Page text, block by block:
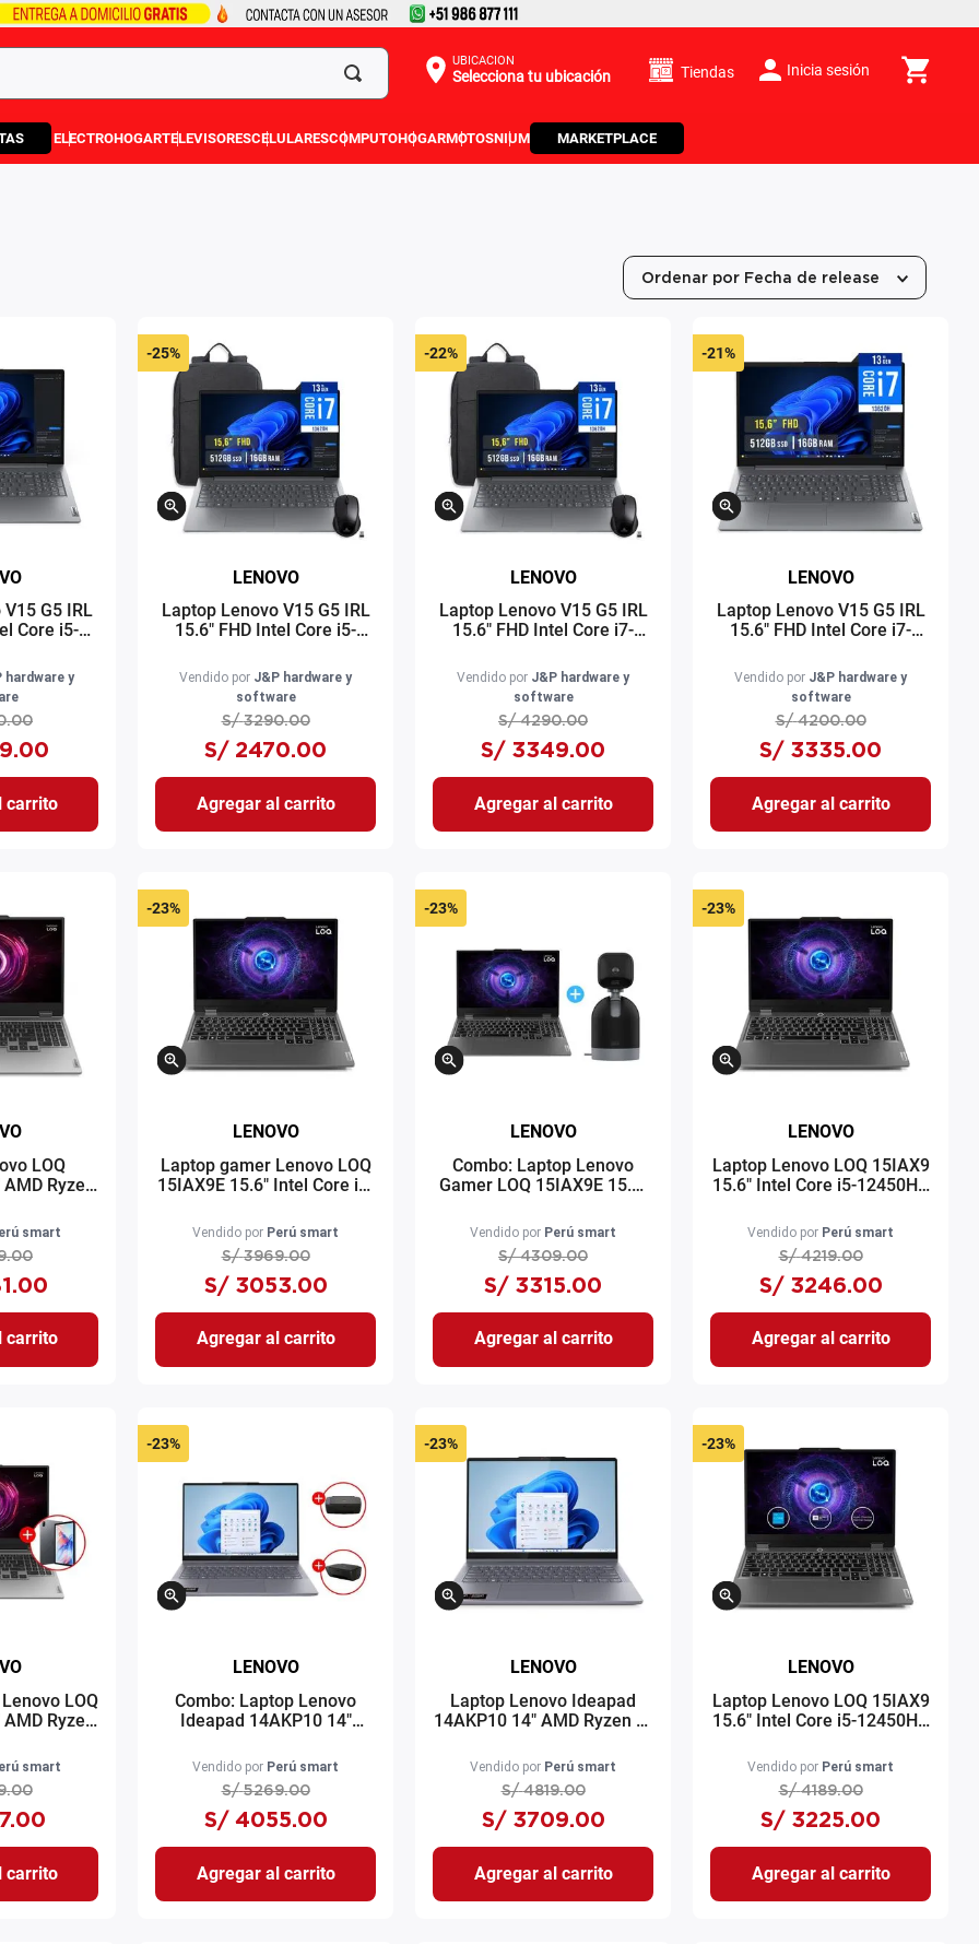
UBICACIÓN
Selecciona tu ubicación Tiendas Inicia sesión
ELECTROHOGARTELEVISORESCELULARESCOMPUTOHOGARMOTOSNIUM MARKETPLACE
Ordenar por Fecha de release
G5 IRL
Core i5-
Graphics
oscuro
hardware y
.00
.00
carrito
-25%
LENOVO
Laptop Lenovo V15 G5 IRL
15.6" FHD Intel Core i5-
RAM Intel UHD Graphics
gris + Mochila + Mouse
Vendido por J&P hardware y
software
S/ 3290.00
S/ 2470.00
Agregar al carrito
-22%
LENOVO
Laptop Lenovo V15 G5 IRL
15.6" FHD Intel Core i7-
RAM Intel UHD Graphics
gris + Mochila + Mouse
Vendido por J&P hardware y
software
S/ 4290.00
S/ 3349.00
Agregar al carrito
-21%
LENOVO
Laptop Lenovo V15 G5 IRL
15.6" FHD Intel Core i7-
RAM Intel UHD Graphics
FreeDOS gris oscuro
Vendido por J&P hardware y
software
S/ 4200.00
S/ 3335.00
Agregar al carrito
LOQ
Ryzen
11
smart
.00
.00
carrito
-23%
LENOVO
Laptop gamer Lenovo LOQ
15IAX9E 15.6" Intel Core i5-
RAM RTX 2050 Windows 11
gris
Vendido por Perú smart
S/ 3969.00
S/ 3053.00
Agregar al carrito
-23%
LENOVO
Combo: Laptop Lenovo
Gamer LOQ 15IAX9E 15.6"
8GB RAM + Cámara
seguridad Blink Mini-Pan-
Tilt
Vendido por Perú smart
S/ 4309.00
S/ 3315.00
Agregar al carrito
-23%
LENOVO
Laptop Lenovo LOQ 15IAX9
15.6" Intel Core i5-12450HX
2050 Windows 11 gris
Vendido por Perú smart
S/ 4219.00
S/ 3246.00
Agregar al carrito
LOQ
Ryzen
Tab 11
smart
.00
.00
carrito
-23%
LENOVO
Combo: Laptop Lenovo
Ideapad 14AKP10 14"
16GB RAM Windows 11 gris
+ Impresora HP Deskjet
2975
Vendido por Perú smart
S/ 5269.00
S/ 4055.00
Agregar al carrito
-23%
LENOVO
Laptop Lenovo Ideapad
14AKP10 14" AMD Ryzen AI
RAM Windows 11 gris
Vendido por Perú smart
S/ 4819.00
S/ 3709.00
Agregar al carrito
-23%
LENOVO
Laptop Lenovo LOQ 15IAX9
15.6" Intel Core i5-12450HX
3050 6GB Windows 11 luna
Vendido por Perú smart
S/ 4189.00
S/ 3225.00
Agregar al carrito